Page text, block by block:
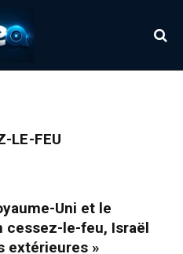
LE-FEU
Uni et le
cessez-le-feu, Israël
extérieures »